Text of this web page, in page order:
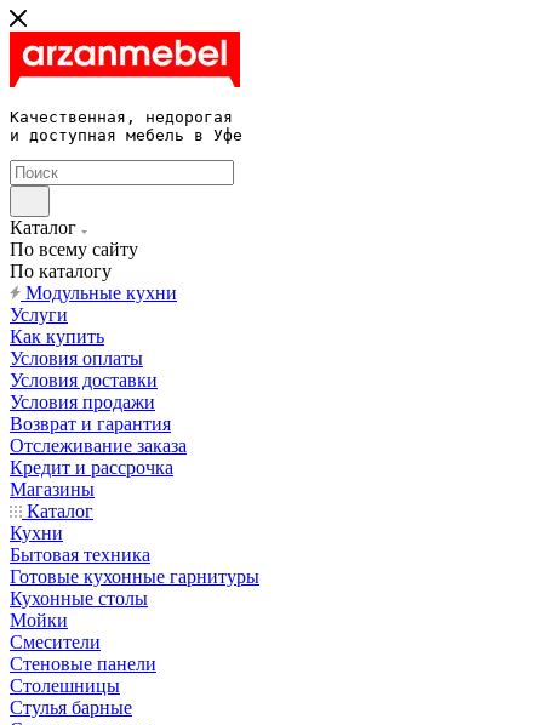
Качественная, недорогая
и доступная мебель в Уфе
Каталог
По всему сайту
По каталогу
Модульные кухни
Услуги
Как купить
Условия оплаты
Условия доставки
Условия продажи
Возврат и гарантия
Отслеживание заказа
Кредит и рассрочка
Магазины
Каталог
Кухни
Бытовая техника
Готовые кухонные гарнитуры
Кухонные столы
Мойки
Смесители
Стеновые панели
Столешницы
Стулья барные